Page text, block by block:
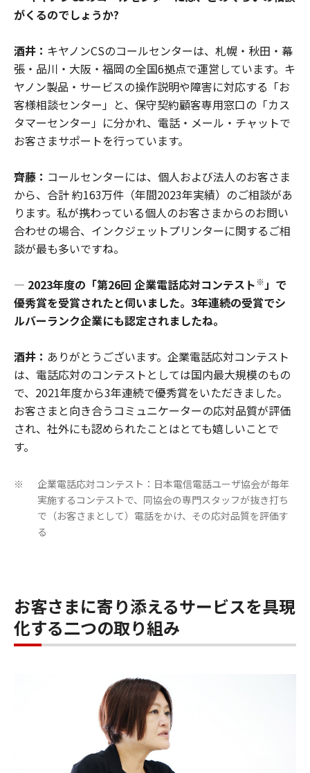
がくるのでしょうか?
酒井： キヤノンCSのコールセンターは、札幌・秋田・幕
張・品川・大阪・福岡の全国6拠点で運営しています。キ
ヤノン製品・サービスの操作説明や障害に対応する「お
客様相談センター」と、保守契約顧客専用窓口の「カス
タマーセンター」に分かれ、電話・メール・チャットで
お客さまサポートを行っています。
齊藤： コールセンターには、個人および法人のお客さま
から、合計 約163万件（年間2023年実績）のご相談があ
ります。私が携わっている個人のお客さまからのお問い
合わせの場合、インクジェットプリンターに関するご相
談が最も多いですね。
― 2023年度の「第26回 企業電話応対コンテスト※」で
優秀賞を受賞されたと伺いました。3年連続の受賞でシ
ルバーランク企業にも認定されましたね。
酒井： ありがとうございます。企業電話応対コンテスト
は、電話応対のコンテストとしては国内最大規模のもの
で、2021年度から3年連続で優秀賞をいただきました。
お客さまと向き合うコミュニケーターの応対品質が評価
され、社外にも認められたことはとても嬉しいことで
す。
※
企業電話応対コンテスト：日本電信電話ユーザ協会が毎年
実施するコンテストで、同協会の専門スタッフが抜き打ち
で（お客さまとして）電話をかけ、その応対品質を評価す
る
お客さまに寄り添えるサービスを具現
化する二つの取り組み